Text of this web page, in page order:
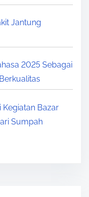
Jantung
2025 Sebagai
Kegiatan Bazar
Sumpah